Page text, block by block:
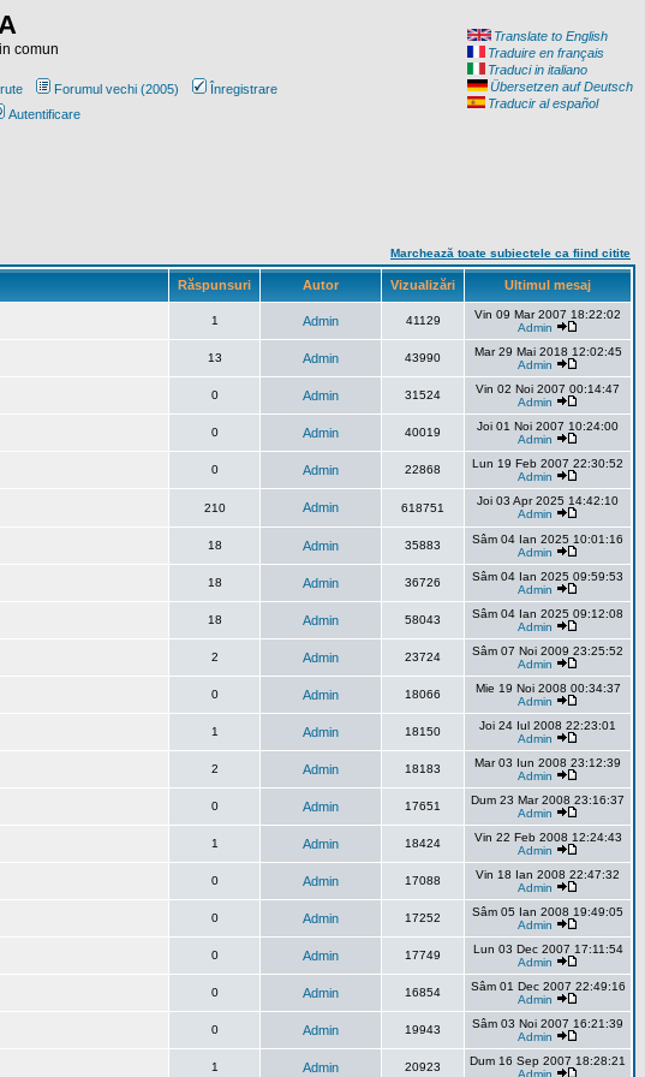
comun
Forumul vechi (2005)
Înregistrare
Autentificare
Translate to English
Traduire en français
Traduci in italiano
Übersetzen auf Deutsch
Traducir al español
Marchează toate subiectele ca fiind citite
Răspunsuri Autor Vizualizări Ultimul mesaj
1 Admin 41129
Vin 09 Mar 2007 18:22:02
Admin
13 Admin 43990
Mar 29 Mai 2018 12:02:45
Admin
0 Admin 31524
Vin 02 Noi 2007 00:14:47
Admin
0 Admin 40019
Joi 01 Noi 2007 10:24:00
Admin
0 Admin 22868
Lun 19 Feb 2007 22:30:52
Admin
210 Admin 618751
Joi 03 Apr 2025 14:42:10
Admin
18 Admin 35883
Sâm 04 Ian 2025 10:01:16
Admin
18 Admin 36726
Sâm 04 Ian 2025 09:59:53
Admin
18 Admin 58043
Sâm 04 Ian 2025 09:12:08
Admin
2 Admin 23724
Sâm 07 Noi 2009 23:25:52
Admin
0 Admin 18066
Mie 19 Noi 2008 00:34:37
Admin
1 Admin 18150
Joi 24 Iul 2008 22:23:01
Admin
2 Admin 18183
Mar 03 Iun 2008 23:12:39
Admin
0 Admin 17651
Dum 23 Mar 2008 23:16:37
Admin
1 Admin 18424
Vin 22 Feb 2008 12:24:43
Admin
0 Admin 17088
Vin 18 Ian 2008 22:47:32
Admin
0 Admin 17252
Sâm 05 Ian 2008 19:49:05
Admin
0 Admin 17749
Lun 03 Dec 2007 17:11:54
Admin
0 Admin 16854
Sâm 01 Dec 2007 22:49:16
Admin
0 Admin 19943
Sâm 03 Noi 2007 16:21:39
Admin
1 Admin 20923
Dum 16 Sep 2007 18:28:21
Admin